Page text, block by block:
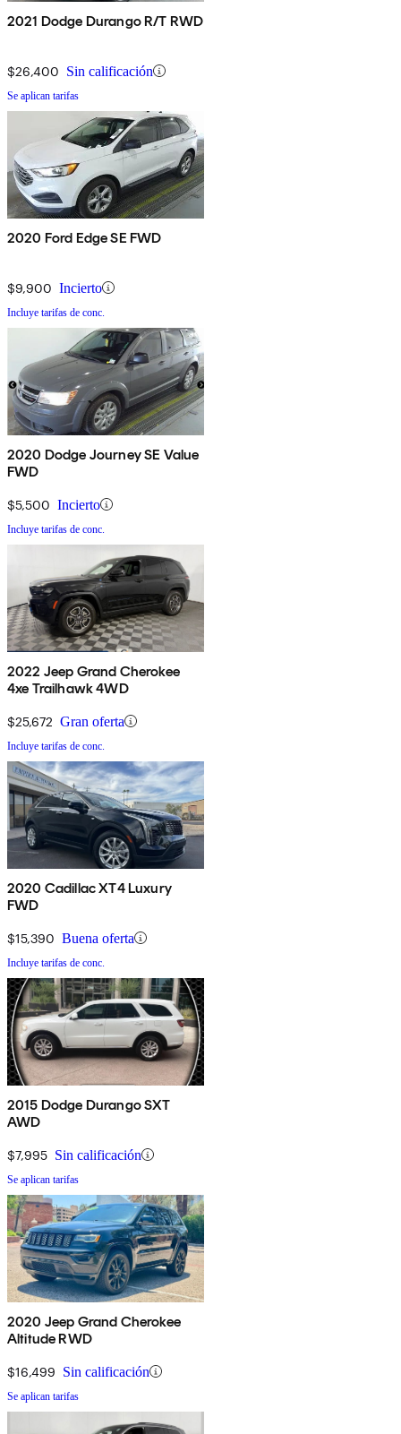
2021 Dodge Durango R/T RWD
$26,400 Sin calificación
Se aplican tarifas
2020 Ford Edge SE FWD
$9,900 Incierto
Incluye tarifas de conc.
2020 Dodge Journey SE Value
FWD
$5,500 Incierto
Incluye tarifas de conc.
2022 Jeep Grand Cherokee
4xe Trailhawk 4WD
$25,672 Gran oferta
Incluye tarifas de conc.
2020 Cadillac XT4 Luxury
FWD
$15,390 Buena oferta
Incluye tarifas de conc.
2015 Dodge Durango SXT
AWD
$7,995 Sin calificación
Se aplican tarifas
2020 Jeep Grand Cherokee
Altitude RWD
$16,499 Sin calificación
Se aplican tarifas